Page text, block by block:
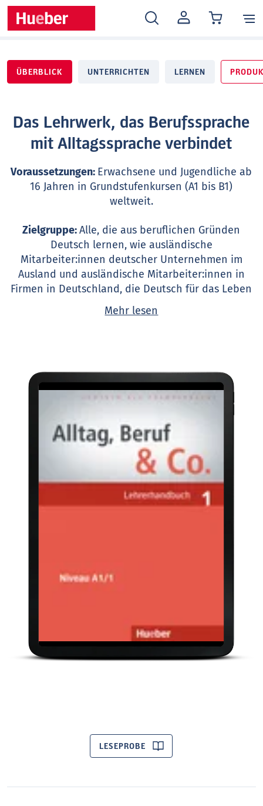
MEIN
KONTO
ÜBERBLICK UNTERRICHTEN LERNEN
LESEPROBE
Das Lehrwerk, das Berufssprache
mit Alltagssprache verbindet
Voraussetzungen: Erwachsene und Jugendliche ab
16 Jahren in Grundstufenkursen (A1 bis B1)
weltweit.
Zielgruppe:Alle, die aus beruflichen Gründen
Deutsch lernen, wie ausländische
Mitarbeiter:innen deutscher Unternehmen im
Ausland und ausländische Mitarbeiter:innen in
Firmen in Deutschland, die Deutsch für das Leben
im Alltag und die Kommunikation im Betrieb
brauchen.
Mehr lesen